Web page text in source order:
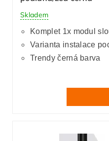
Skladem
Komplet 1x modul
Varianta instalace
Trendy černá barva